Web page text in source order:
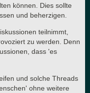
können. Dies sollte
und beherzigen.
teilnimmt,
zu werden. Denn
dass 'es
und solche Threads
ohne weitere